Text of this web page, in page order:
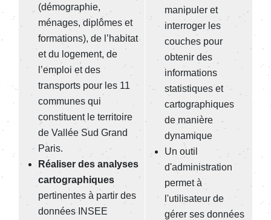
(démographie,
ménages, diplômes et
formations), de l’habitat
et du logement, de
l’emploi et des
transports pour les 11
communes qui
constituent le territoire
de Vallée Sud Grand
Paris.
Réaliser des analyses
cartographiques
pertinentes à partir des
données INSEE
manipuler et
interroger les
couches pour
obtenir des
informations
statistiques et
cartographiques
de manière
dynamique
Un outil
d'administration
permet à
l'utilisateur de
gérer ses données